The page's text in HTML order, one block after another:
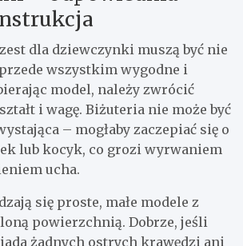
dla dziewczynki muszą być nie
wszystkim wygodne i
model, należy zwrócić
i wagę. Biżuteria nie może być
– mogłaby zaczepiać się o
lub kocyk, co grozi wyrwaniem
ucha.
się proste, małe modele z
powierzchnią. Dobrze, jeśli
żadnych ostrych krawędzi ani